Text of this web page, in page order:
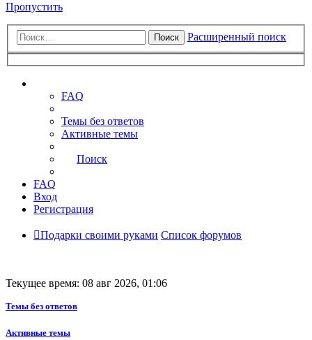
Пропустить
Поиск Расширенный поиск
FAQ
Темы без ответов
Активные темы
Поиск
FAQ
Вход
Регистрация
Подарки своими руками Список форумов
Текущее время: 08 авг 2026, 01:06
Темы без ответов
Активные темы